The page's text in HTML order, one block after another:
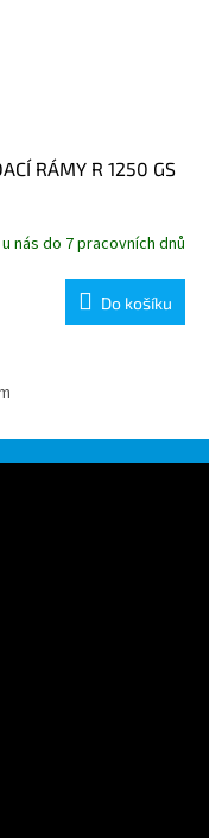
RÁMY R 1250 GS
nás do 7 pracovních dnů
Do košíku